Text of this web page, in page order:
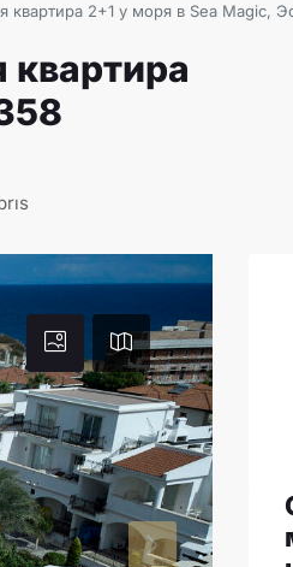
2+1 у моря в Sea Magic,